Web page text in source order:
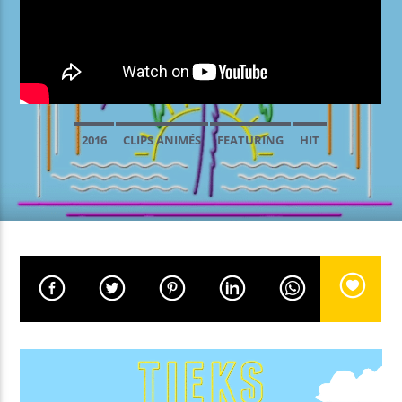
EN CE MOMENT
PET SHOP BOYS
EMISSION EN COURS
PROGRAMME DE NUIT
00:00 05:59
UPCOMING SHOW
GOOD MORNING WORLD
06:00 08:59
2016 CLIPS ANIMÉS FEATURING HIT